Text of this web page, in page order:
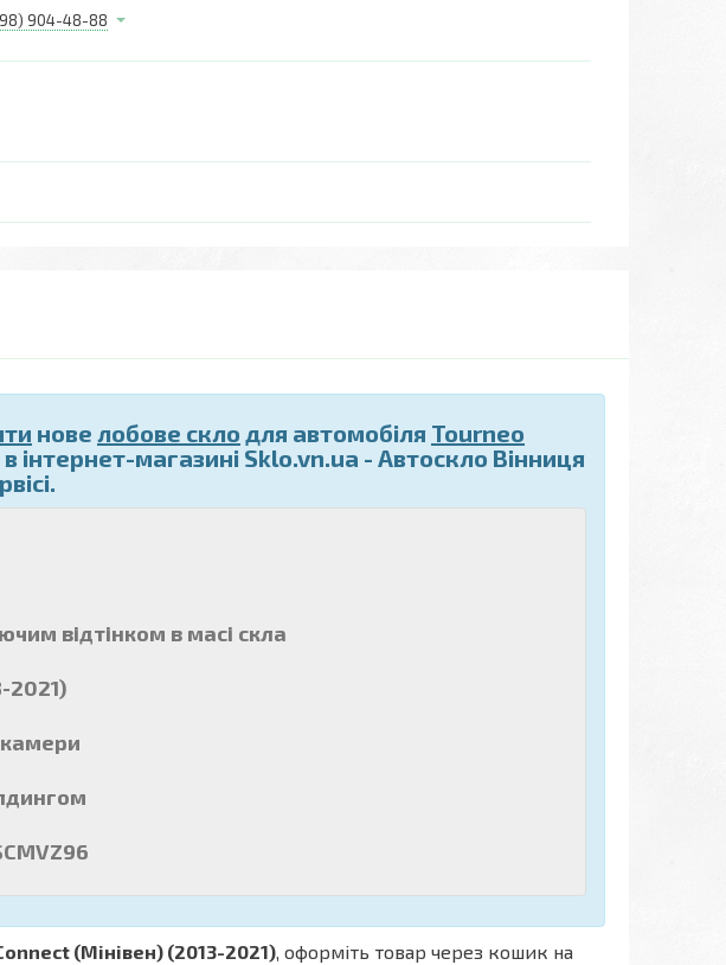
904-48-88
нове лобове скло для автомобіля Tourneo
в інтернет-магазині Sklo.vn.ua - Автоскло Вінниця
відтінком в масі скла
2021)
камери
(Мінівен) (2013-2021), оформіть товар через кошик на